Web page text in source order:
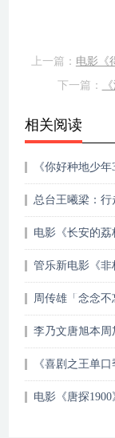
上一篇： 电影《
下一篇：
相关阅读
《你好种地少
总台王曦梁：行
电影《长安的荔
管乐新电影《非
周传雄「念念不
李乃文唐旭本周
《喜剧之王单
电影《唐探